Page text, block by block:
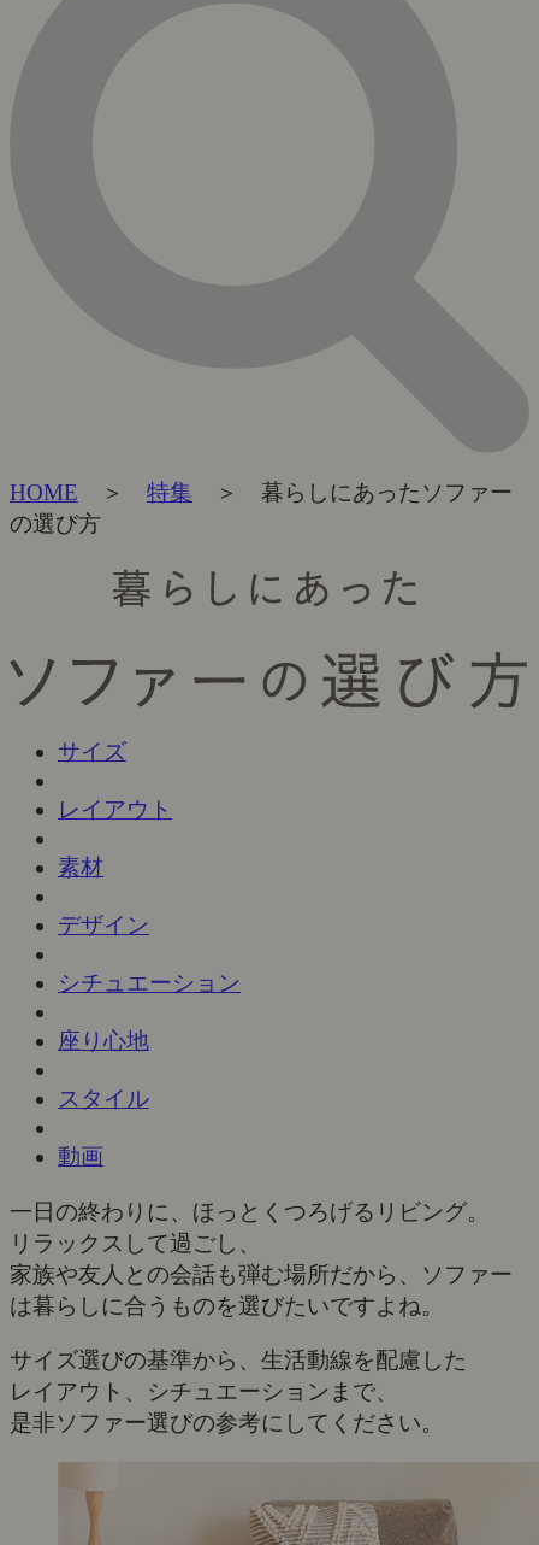
HOME ＞ 特集 ＞ 暮らしにあったソファー
の選び方
サイズ
レイアウト
素材
デザイン
シチュエーション
座り心地
スタイル
動画
一日の終わりに、ほっとくつろげるリビング。
リラックスして過ごし、
家族や友人との会話も弾む場所だから、ソファー
は暮らしに合うものを選びたいですよね。
サイズ選びの基準から、生活動線を配慮した
レイアウト、シチュエーションまで、
是非ソファー選びの参考にしてください。